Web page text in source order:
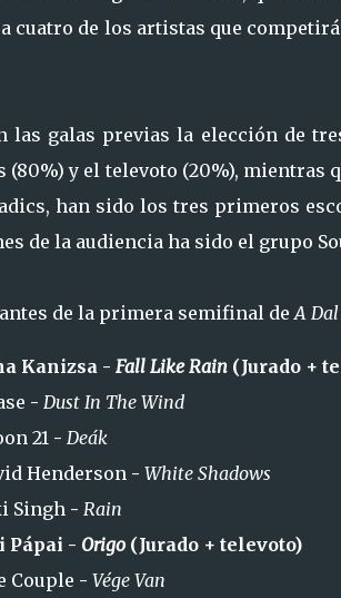
cuatro de los artistas que
las galas previas la elección de
(80%) y el televoto (20%), mientras
han sido los tres primeros
de la audiencia ha sido el grupo
de la primera semifinal deA
Kanizsa - Fall Like Rain (Jurado +
- Dust In The Wind
21- Deák
Henderson- White Shadows
Singh- Rain
Pápai - Origo (Jurado + televoto)
Couple - Vége Van